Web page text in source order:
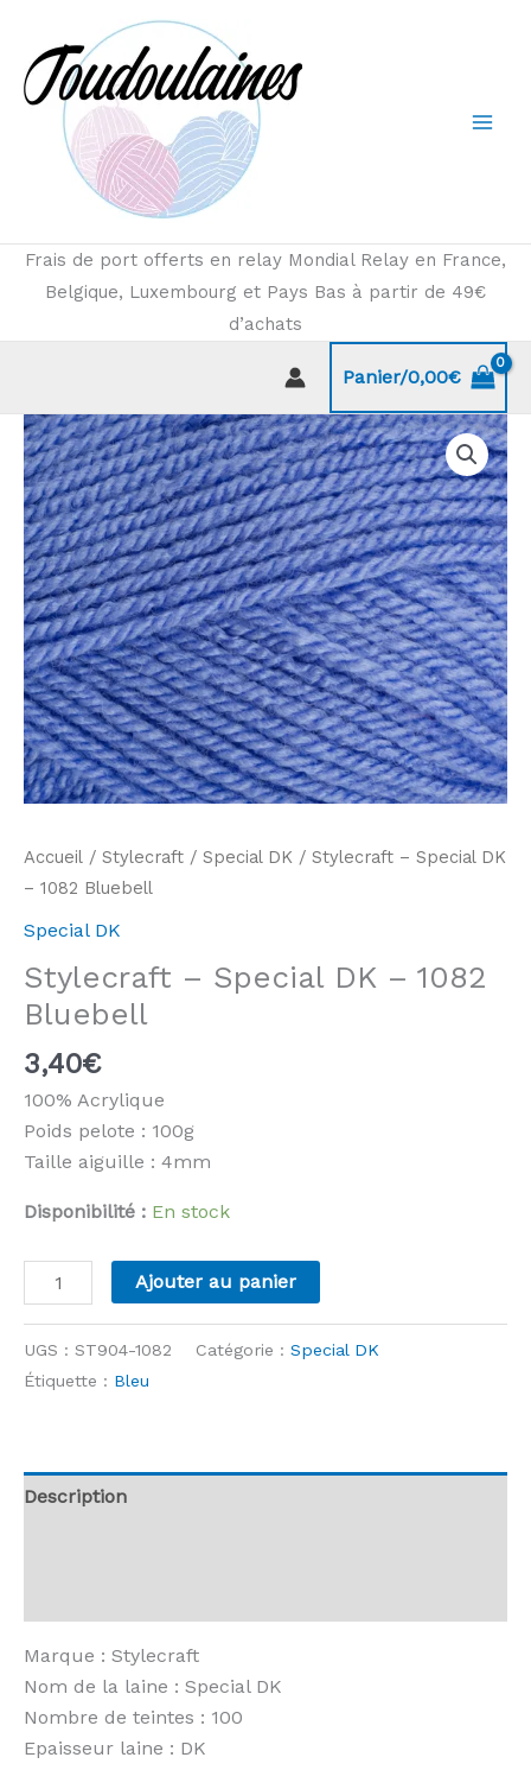
contenu
Frais de port offerts en relay Mondial Relay en France,
Belgique, Luxembourg et Pays Bas à partir de 49€
d’achats
Panier/0,00€
Accueil / Stylecraft / Special DK / Stylecraft – Special DK
– 1082 Bluebell
Special DK
Stylecraft – Special DK – 1082
Bluebell
3,40€
100% Acrylique
Poids pelote : 100g
Taille aiguille : 4mm
Disponibilité : En stock
quantité
de
-
Special
1082
Ajouter au panier
UGS : ST904-1082 Catégorie : Special DK
Étiquette : Bleu
Description
Marque : Stylecraft
Nom de la laine : Special DK
Nombre de teintes : 100
Epaisseur laine : DK